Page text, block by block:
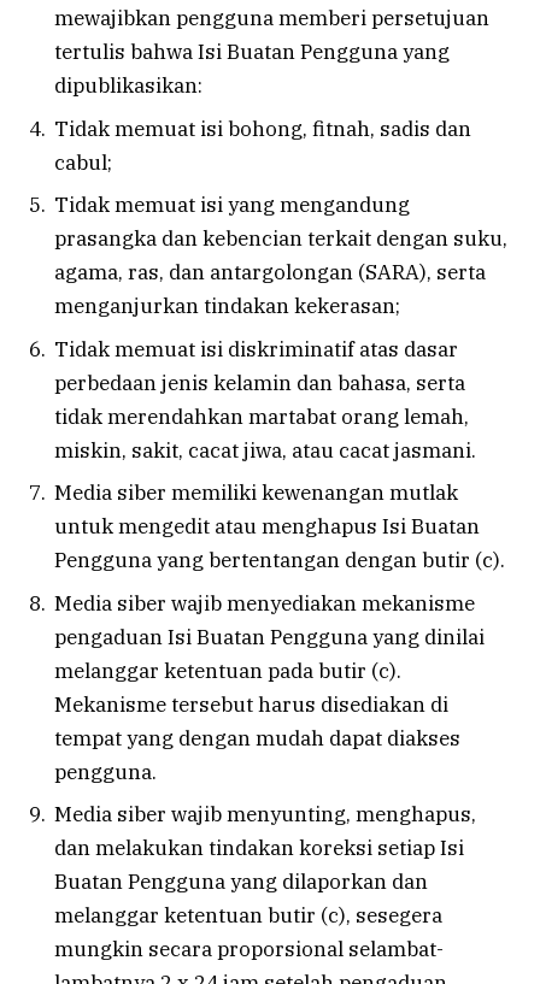
mewajibkan pengguna memberi persetujuan
tertulis bahwa Isi Buatan Pengguna yang
dipublikasikan:
Tidak memuat isi bohong, fitnah, sadis dan
cabul;
Tidak memuat isi yang mengandung
prasangka dan kebencian terkait dengan suku,
agama, ras, dan antargolongan (SARA), serta
menganjurkan tindakan kekerasan;
Tidak memuat isi diskriminatif atas dasar
perbedaan jenis kelamin dan bahasa, serta
tidak merendahkan martabat orang lemah,
miskin, sakit, cacat jiwa, atau cacat jasmani.
Media siber memiliki kewenangan mutlak
untuk mengedit atau menghapus Isi Buatan
Pengguna yang bertentangan dengan butir (c).
Media siber wajib menyediakan mekanisme
pengaduan Isi Buatan Pengguna yang dinilai
melanggar ketentuan pada butir (c).
Mekanisme tersebut harus disediakan di
tempat yang dengan mudah dapat diakses
pengguna.
Media siber wajib menyunting, menghapus,
dan melakukan tindakan koreksi setiap Isi
Buatan Pengguna yang dilaporkan dan
melanggar ketentuan butir (c), sesegera
mungkin secara proporsional selambat-